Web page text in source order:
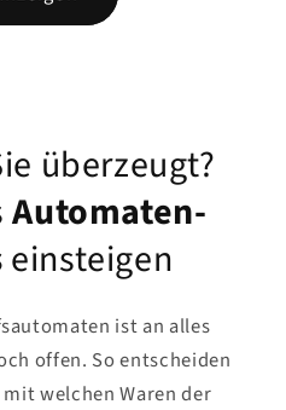
überzeugt?
Automaten-
einsteigen
ist an alles
offen. So entscheiden
welchen Waren der